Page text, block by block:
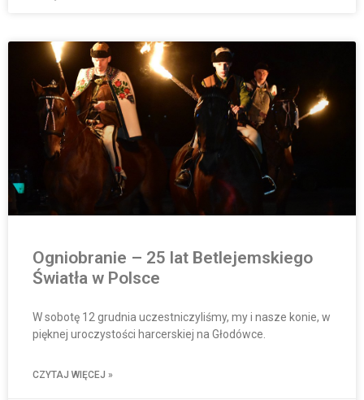
Ogniobranie – 25 lat Betlejemskiego
Światła w Polsce
W sobotę 12 grudnia uczestniczyliśmy, my i nasze konie, w
pięknej uroczystości harcerskiej na Głodówce.
CZYTAJ WIĘCEJ »